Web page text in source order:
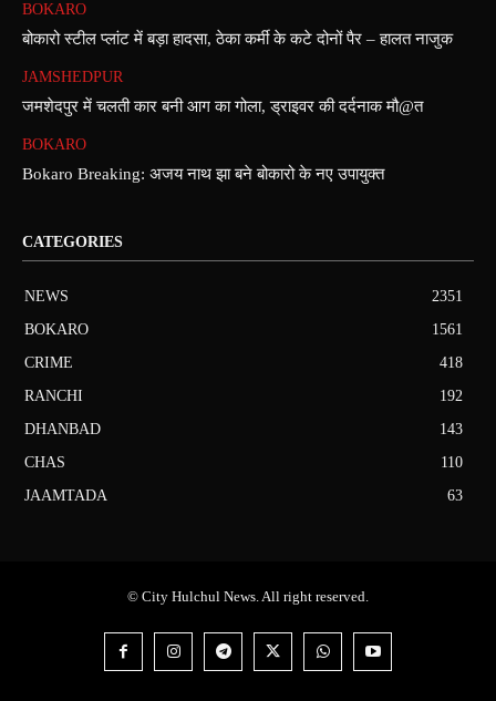
BOKARO
बोकारो स्टील प्लांट में बड़ा हादसा, ठेका कर्मी के कटे दोनों पैर – हालत नाजुक
JAMSHEDPUR
जमशेदपुर में चलती कार बनी आग का गोला, ड्राइवर की दर्दनाक मौ@त
BOKARO
Bokaro Breaking: अजय नाथ झा बने बोकारो के नए उपायुक्त
CATEGORIES
NEWS
2351
BOKARO
1561
CRIME
418
RANCHI
192
DHANBAD
143
CHAS
110
JAAMTADA
63
© City Hulchul News. All right reserved.